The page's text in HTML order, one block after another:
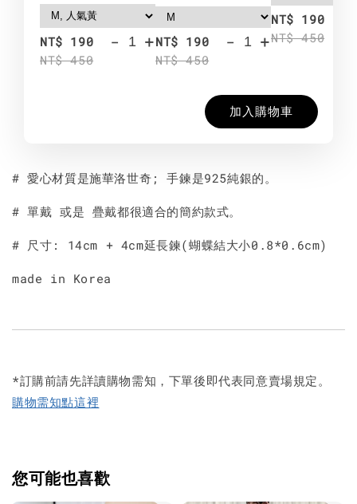
NT$ 190
NT$ 450
- +NT$ 190
NT$ 450
- +
NT$ 190
NT$ 450
加入購物車
# 愛心材質是施華洛世奇; 手鍊是925純銀的。
# 單戴 或是 疊戴都很適合的簡約款式。
# 尺寸: 14cm + 4cm延長鍊(蝴蝶結大小0.8*0.6cm)
made in Korea
*訂購前請先詳讀購物需知，下單後即代表同意賣場規定。
購物需知點這裡
您可能也喜歡